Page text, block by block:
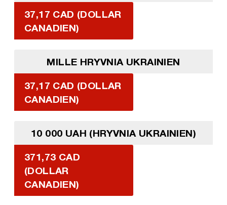
37,17 CAD (DOLLAR
CANADIEN)
MILLE HRYVNIA UKRAINIEN
37,17 CAD (DOLLAR
CANADIEN)
10 000 UAH (HRYVNIA UKRAINIEN)
371,73 CAD
(DOLLAR
CANADIEN)